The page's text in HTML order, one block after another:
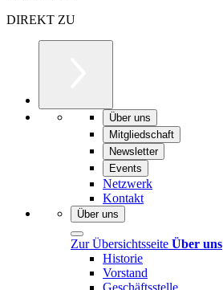
DIREKT ZU
Über uns
Mitgliedschaft
Newsletter
Events
Netzwerk
Kontakt
Über uns
Zur Übersichtsseite Über uns
Historie
Vorstand
Geschäftsstelle